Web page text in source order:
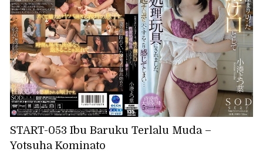
START-053 Ibu Baruku Terlalu Muda –
Yotsuha Kominato